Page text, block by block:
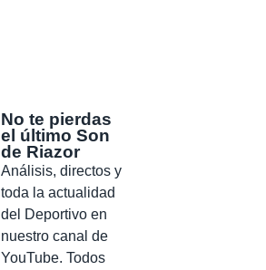
No te pierdas
el último Son
de Riazor
Análisis, directos y
toda la actualidad
del Deportivo en
nuestro canal de
YouTube. Todos